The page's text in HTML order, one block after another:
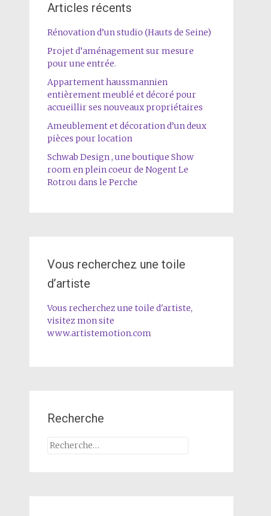
Articles récents
Rénovation d’un studio (Hauts de Seine)
Projet d’aménagement sur mesure
pour une entrée.
Appartement haussmannien
entièrement meublé et décoré pour
accueillir ses nouveaux propriétaires
Ameublement et décoration d’un deux
pièces pour location
Schwab Design , une boutique Show
room en plein coeur de Nogent Le
Rotrou dans le Perche
Vous recherchez une toile
d’artiste
Vous recherchez une toile d'artiste,
visitez mon site
www.artistemotion.com
Recherche
Rechercher :